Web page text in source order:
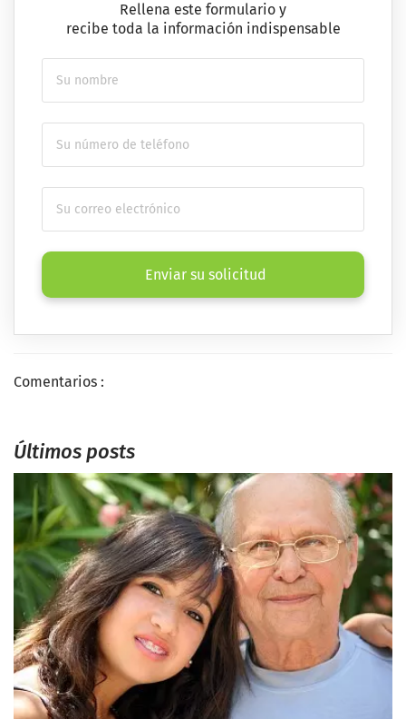
Rellena este formulario y
recibe toda la información indispensable
Enviar su solicitud
Comentarios :
Últimos posts